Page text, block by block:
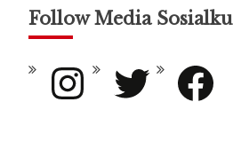
Follow Media Sosialku
Instagram Twitter Facebook